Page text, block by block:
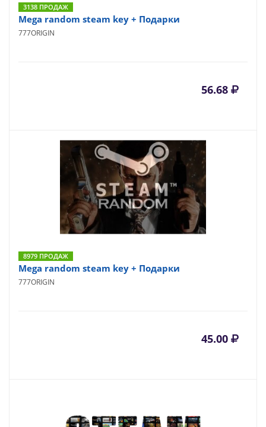
3138 ПРОДАЖ
Mega random steam key + Подарки
777ORIGIN
56.68
8979 ПРОДАЖ
Mega random steam key + Подарки
777ORIGIN
45.00